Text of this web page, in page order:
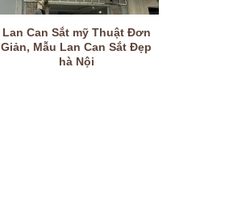
Lan Can Sắt mỹ Thuật Đơn
Giản, Mẫu Lan Can Sắt Đẹp
hà Nội